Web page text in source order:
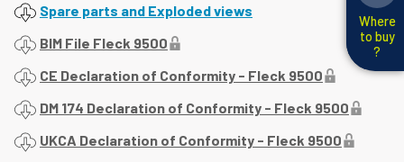
Spare parts and Exploded views
BIM File Fleck 9500
CE Declaration of Conformity - Fleck 9500
DM 174 Declaration of Conformity - Fleck 9500
UKCA Declaration of Conformity - Fleck 9500
Where
to buy
?